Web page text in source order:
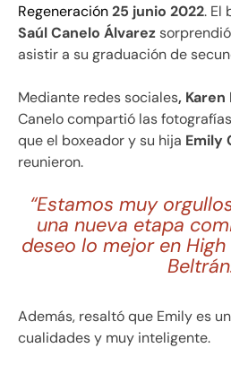
Regeneración25 junio 2022. El
Saúl Canelo Álvarez
asistir a su graduación de
Mediante redes sociales,
Canelo compartió las
que el boxeador y su hija Emily
reunieron.
“Estamos muy
una nueva etapa
deseo lo mejor en
Además, resaltó que Emily es
cualidades y muy inteligente.